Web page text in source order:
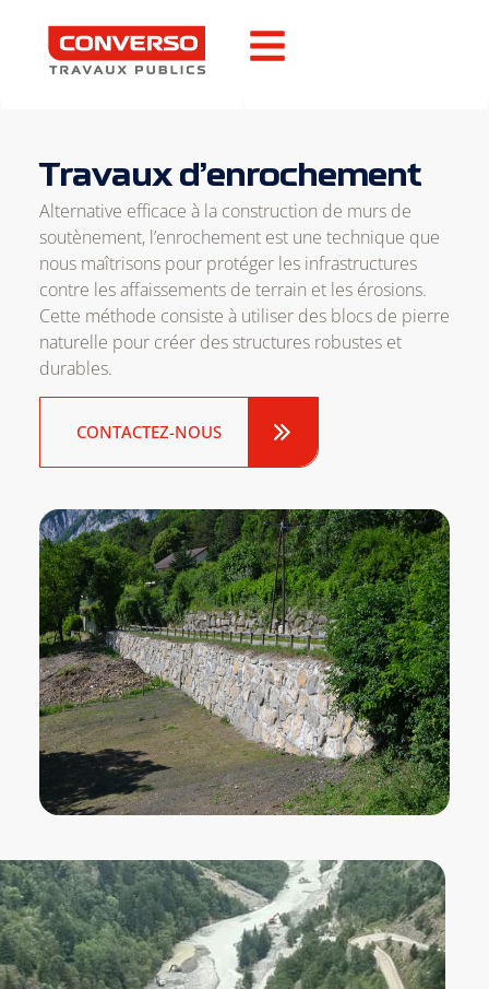
Travaux d’enrochement
Alternative efficace à la construction de murs de
soutènement, l’enrochement est une technique que
nous maîtrisons pour protéger les infrastructures
contre les affaissements de terrain et les érosions.
Cette méthode consiste à utiliser des blocs de pierre
naturelle pour créer des structures robustes et
durables.
CONTACTEZ-NOUS